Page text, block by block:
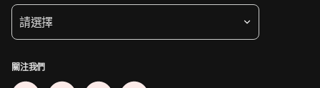
請選擇
關注我們